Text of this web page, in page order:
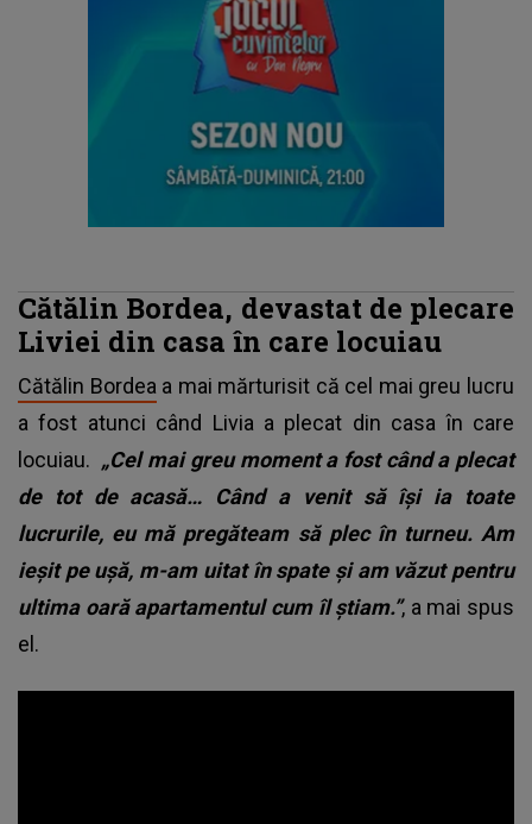
Cătălin Bordea, devastat de plecare
Liviei din casa în care locuiau
Cătălin Bordea a mai mărturisit că cel mai greu lucru
a fost atunci când Livia a plecat din casa în care
locuiau. „Cel mai greu moment a fost când a plecat
de tot de acasă… Când a venit să îşi ia toate
lucrurile, eu mă pregăteam să plec în turneu. Am
ieşit pe uşă, m-am uitat în spate şi am văzut pentru
ultima oară apartamentul cum îl ştiam.”, a mai spus
el.